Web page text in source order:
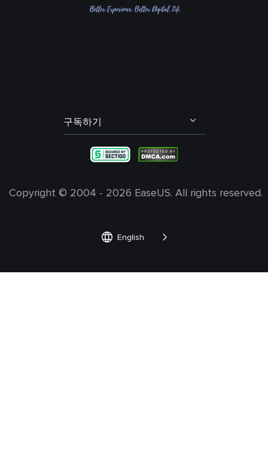
콜 오브 듀티 보이스 체인저
메인 보컬 및 코러스 분리
발로란트 보이스 체인저
그린치 보이스 체인저
불편 사항 및 피드백
구독하기
Copyright © 2004 - 2026 EaseUS. All rights reserved.
 English 